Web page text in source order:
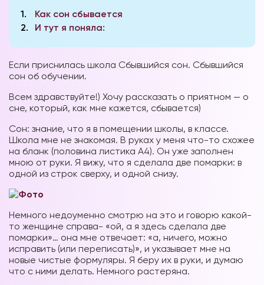
1
Как сон сбывается
2
И тут я поняла:
Если приснилась школа Сбывшийся сон. Сбывшийся
сон об обучении.
Всем здравствуйте!) Хочу рассказать о приятном — о
сне, который, как мне кажется, сбывается)
Сон: знание, что я в помещении школы, в классе.
Школа мне не знакомая. В руках у меня что-то схожее
на бланк (половина листика А4). Он уже заполнен
мною от руки. Я вижу, что я сделала две помарки: в
одной из строк сверху, и одной снизу.
Немного недоуменно смотрю на это и говорю какой-
то женщине справа- «ой, а я здесь сделала две
помарки»… она мне отвечает: «а, ничего, можно
исправить (или переписать)», и указывает мне на
новые чистые формуляры. Я беру их в руки, и думаю
что с ними делать. Немного растеряна.